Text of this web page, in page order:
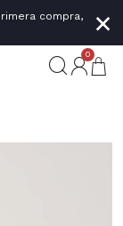
compra,
×
0